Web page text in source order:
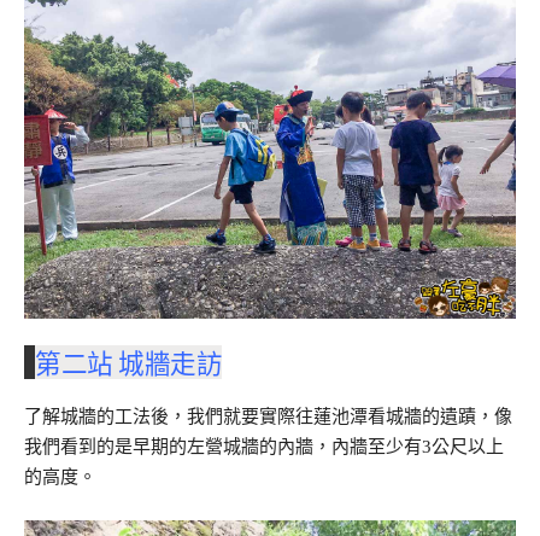
第二站 城牆走訪
了解城牆的工法後，我們就要實際往蓮池潭看城牆的遺蹟，像
我們看到的是早期的左營城牆的內牆，內牆至少有3公尺以上
的高度。